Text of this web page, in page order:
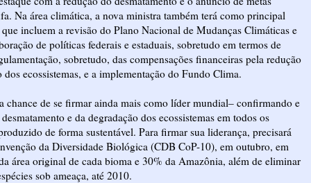
Na área climática, a nova ministra também terá como principal
incluem a revisão do Plano Nacional de Mudanças Climáticas e
de políticas federais e estaduais, sobretudo em termos de
sobretudo, das compensações financeiras pela redução
ecossistemas, e a implementação do Fundo Clima.
de se firmar ainda mais como líder mundial– confirmando e
e da degradação dos ecossistemas em todos os
de forma sustentável. Para firmar sua liderança, precisará
da Diversidade Biológica (CDB CoP-10), em outubro, em
área original de cada bioma e 30% da Amazônia, além de eliminar
sob ameaça, até 2010.